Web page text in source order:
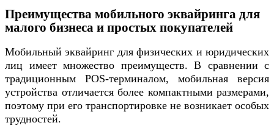
Преимущества мобильного эквайринга для
малого бизнеса и простых покупателей
Мобильный эквайринг для физических и юридических
лиц имеет множество преимуществ. В сравнении с
традиционным POS-терминалом, мобильная версия
устройства отличается более компактными размерами,
поэтому при его транспортировке не возникает особых
трудностей.